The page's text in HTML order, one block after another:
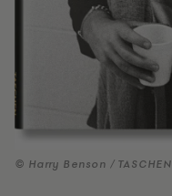
© Harry Benson / TASCHEN